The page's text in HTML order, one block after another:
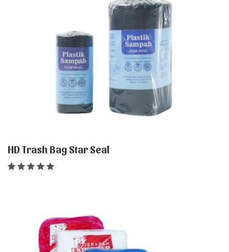
HD Trash Bag Star Seal